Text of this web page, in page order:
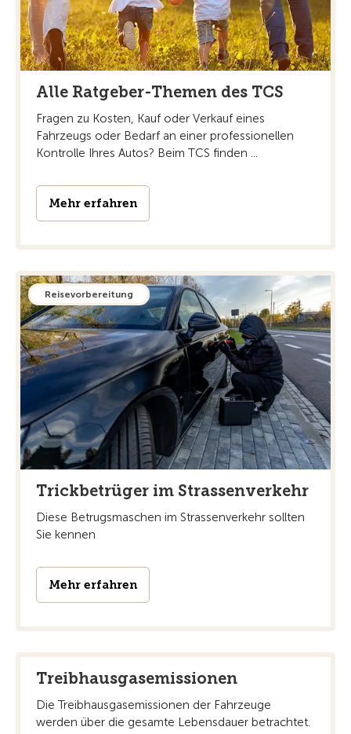
Alle Ratgeber-Themen des TCS
Fragen zu Kosten, Kauf oder Verkauf eines
Fahrzeugs oder Bedarf an einer professionellen
Kontrolle Ihres Autos? Beim TCS finden ...
Mehr erfahren
Reisevorbereitung
Trickbetrüger im Strassenverkehr
Diese Betrugsmaschen im Strassenverkehr sollten
Sie kennen
Mehr erfahren
Treibhausgasemissionen
Die Treibhausgasemissionen der Fahrzeuge
werden über die gesamte Lebensdauer betrachtet.